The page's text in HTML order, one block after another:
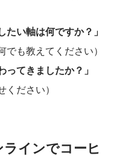
たい軸は何ですか？」
でも教えてください）
ってきましたか？」
ください）
インでコーヒ